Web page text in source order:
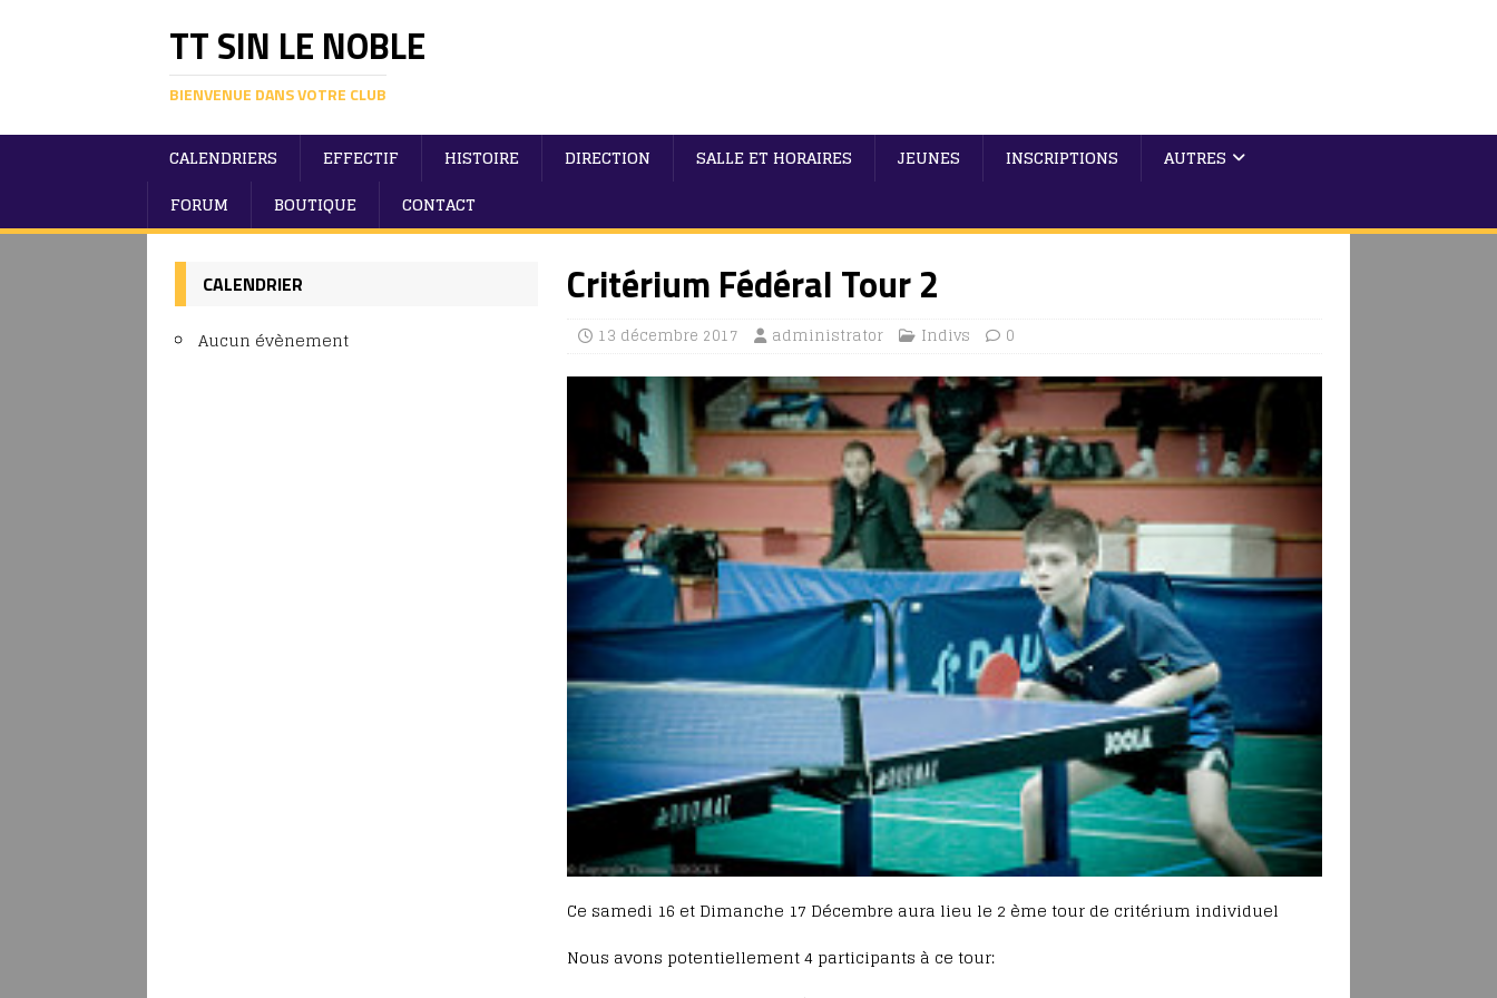
TT SIN LE NOBLE
BIENVENUE DANS VOTRE CLUB
CALENDRIERS EFFECTIF HISTOIRE DIRECTION SALLE ET HORAIRES JEUNES INSCRIPTIONS
AUTRES
FORUM
BOUTIQUE CONTACT
Critérium Fédéral Tour 2
13 décembre 2017 administrator Indivs 0
Ce samedi 16 et Dimanche 17 Décembre aura lieu le 2 ème tour de critérium individuel
Nous avons potentiellement 4 participants à ce tour:
CALENDRIER
Aucun évènement